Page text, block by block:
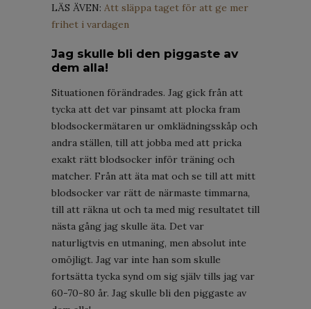
LÄS ÄVEN: Att släppa taget för att ge mer
frihet i vardagen
Jag skulle bli den piggaste av
dem alla!
Situationen förändrades. Jag gick från att
tycka att det var pinsamt att plocka fram
blodsockermätaren ur omklädningsskåp och
andra ställen, till att jobba med att pricka
exakt rätt blodsocker inför träning och
matcher. Från att äta mat och se till att mitt
blodsocker var rätt de närmaste timmarna,
till att räkna ut och ta med mig resultatet till
nästa gång jag skulle äta. Det var
naturligtvis en utmaning, men absolut inte
omöjligt. Jag var inte han som skulle
fortsätta tycka synd om sig själv tills jag var
60-70-80 år. Jag skulle bli den piggaste av